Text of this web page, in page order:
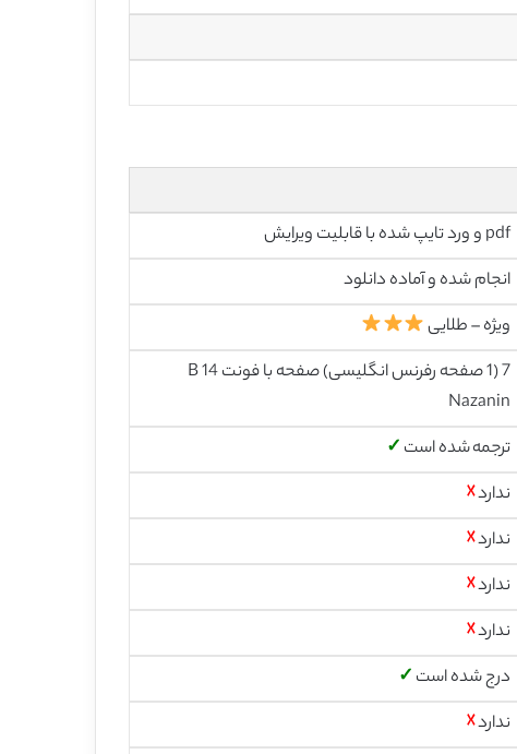
pdf و ورد تایپ شده با قابلیت ویرایش
انجام شده و آماده دانلود
ویژه – طلایی
7 (1 صفحه رفرنس انگلیسی) صفحه با فونت 14 B
Nazanin
ترجمه شده است ✓
ندارد☓
ندارد☓
ندارد☓
ندارد☓
درج شده است ✓
ندارد☓